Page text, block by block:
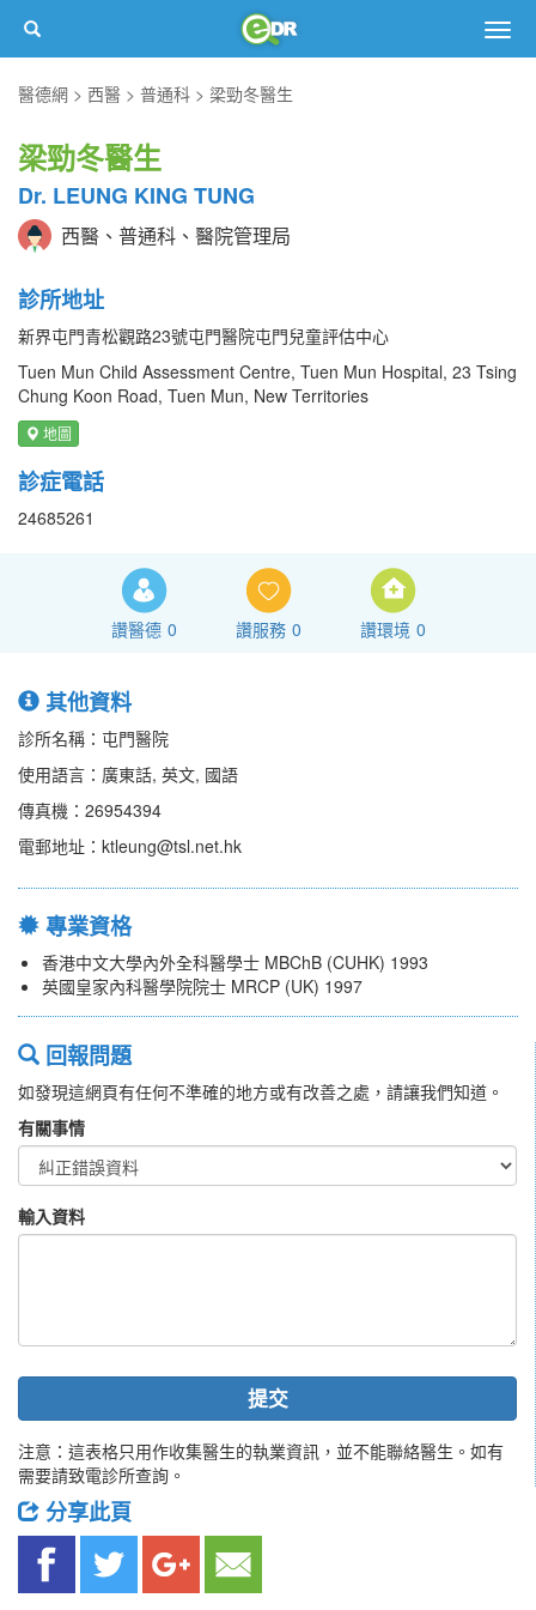
醫德網
西醫 普通科 梁勁冬醫生
梁勁冬醫生
Dr. LEUNG KING TUNG
西醫、普通科、醫院管理局
診所地址
新界屯門青松觀路23號屯門醫院屯門兒童評估中心
Tuen Mun Child Assessment Centre, Tuen Mun Hospital, 23 Tsing
Chung Koon Road, Tuen Mun, New Territories
地圖
診症電話
24685261
讚醫德 0 讚服務 0 讚環境 0
其他資料
診所名稱：屯門醫院
使用語言：廣東話, 英文, 國語
傳真機：26954394
電郵地址：ktleung@tsl.net.hk
專業資格
香港中文大學內外全科醫學士 MBChB (CUHK) 1993
英國皇家內科醫學院院士 MRCP (UK) 1997
回報問題
如發現這網頁有任何不準確的地方或有改善之處，請讓我們知道。
有關事情
輸入資料
提交
注意：這表格只用作收集醫生的執業資訊，並不能聯絡醫生。如有
需要請致電診所查詢。
分享此頁